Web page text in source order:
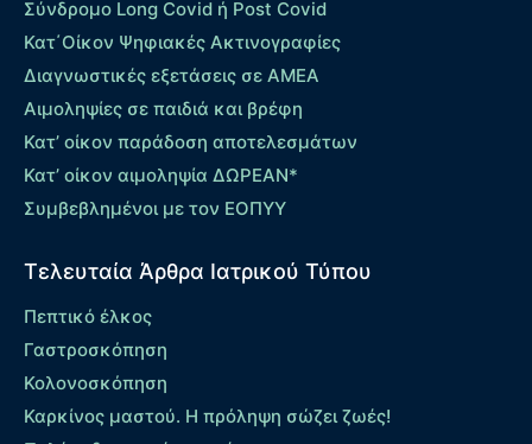
Σύνδρομο Long Covid ή Post Covid
Κατ΄Οίκον Ψηφιακές Ακτινογραφίες
Διαγνωστικές εξετάσεις σε ΑΜΕΑ
Αιμοληψίες σε παιδιά και βρέφη
Κατ’ οίκον παράδοση αποτελεσμάτων
Κατ’ οίκον αιμοληψία ΔΩΡΕΑΝ*
Συμβεβλημένοι με τον ΕΟΠΥΥ
Τελευταία Άρθρα Ιατρικού Τύπου
Πεπτικό έλκος
Γαστροσκόπηση
Κολονοσκόπηση
Καρκίνος μαστού. Η πρόληψη σώζει ζωές!